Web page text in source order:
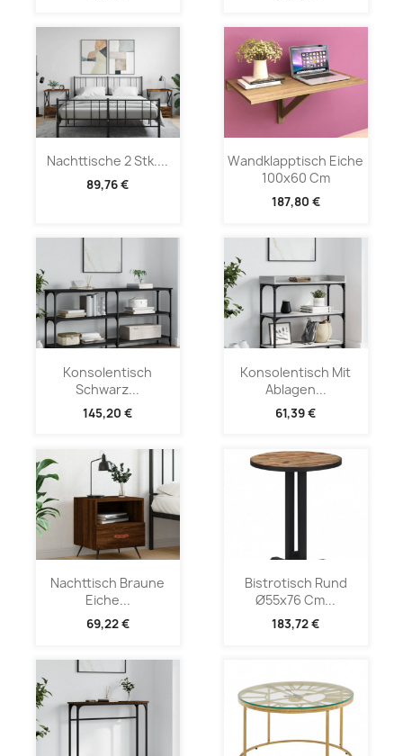
Nachttische 2 Stk....
89,76 €
Wandklapptisch Eiche
100x60 Cm
187,80 €
Konsolentisch
Schwarz...
145,20 €
Konsolentisch Mit
Ablagen...
61,39 €
Nachttisch Braune
Eiche...
69,22 €
Bistrotisch Rund
Ø55x76 Cm...
183,72 €